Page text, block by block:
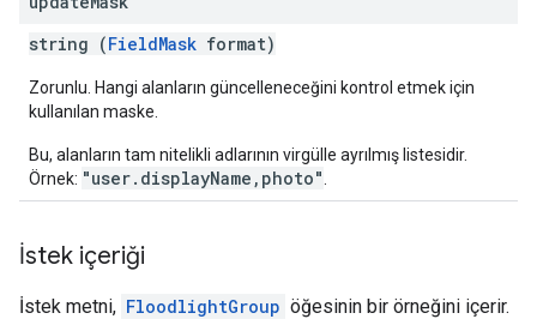
string (FieldMask format)
Zorunlu. Hangi alanların güncelleneceğini kontrol etmek için
kullanılan maske.
Bu, alanların tam nitelikli adlarının virgülle ayrılmış listesidir.
Örnek: "user.displayName,photo"
İstek içeriği
İstek metni, FloodlightGroup öğesinin bir örneğini içerir.